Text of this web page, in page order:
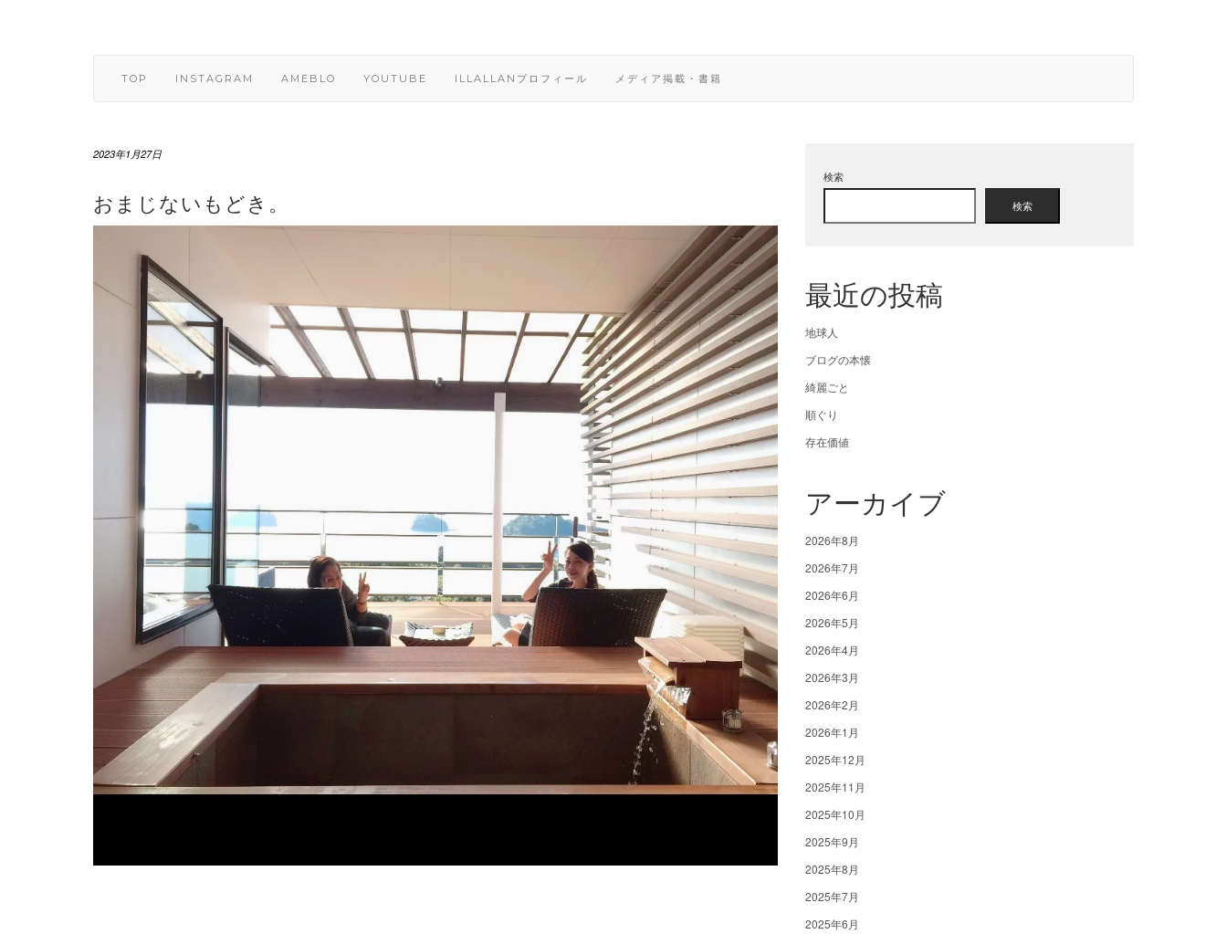
TOP INSTAGRAM AMEBLO YOUTUBE ILLALLANプロフィール メディア掲載・書籍
2023年1月27日
おまじないもどき。
検索
検索
最近の投稿
地球人
ブログの本懐
綺麗ごと
順ぐり
存在価値
アーカイブ
2026年8月
2026年7月
2026年6月
2026年5月
2026年4月
2026年3月
2026年2月
2026年1月
2025年12月
2025年11月
2025年10月
2025年9月
2025年8月
2025年7月
2025年6月